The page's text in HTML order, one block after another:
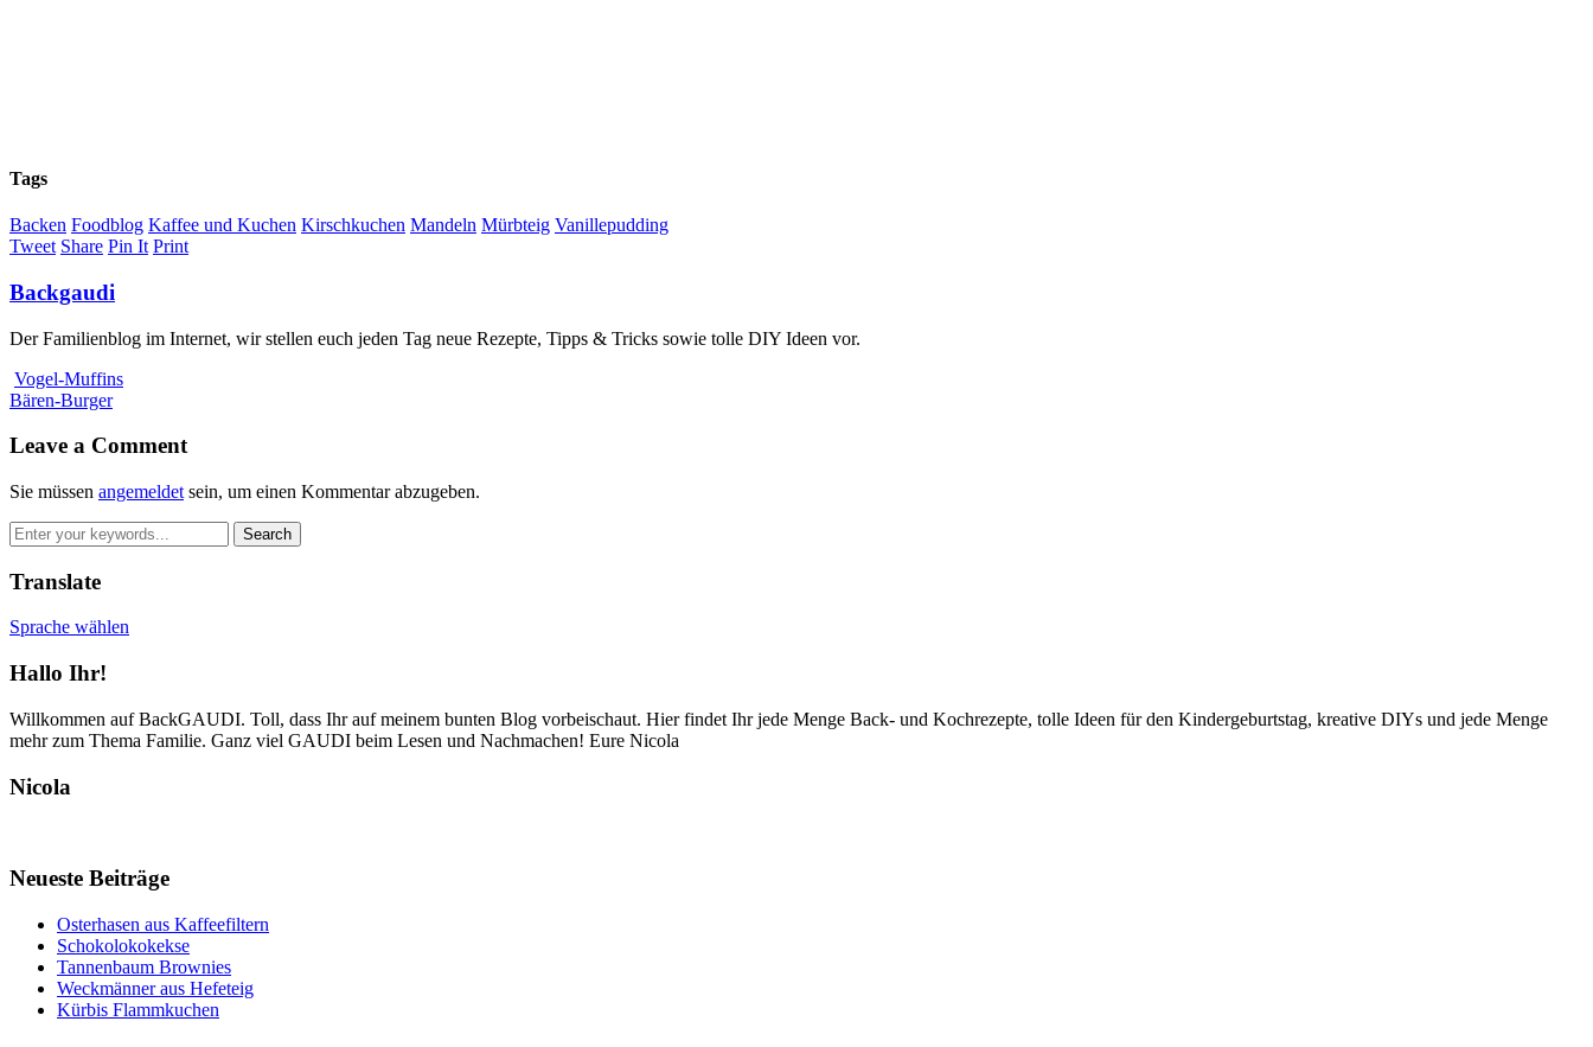
Tags
Backen Foodblog Kaffee und Kuchen Kirschkuchen Mandeln Mürbteig Vanillepudding
Tweet Share Pin It Print
Backgaudi
Der Familienblog im Internet, wir stellen euch jeden Tag neue Rezepte, Tipps & Tricks sowie tolle DIY Ideen vor.
Vogel-Muffins
Bären-Burger
Leave a Comment
Sie müssen angemeldet sein, um einen Kommentar abzugeben.
Translate
Sprache wählen
Hallo Ihr!
Willkommen auf BackGAUDI. Toll, dass Ihr auf meinem bunten Blog vorbeischaut. Hier findet Ihr jede Menge Back- und Kochrezepte, tolle Ideen für den Kindergeburtstag, kreative DIYs und jede Menge
mehr zum Thema Familie. Ganz viel GAUDI beim Lesen und Nachmachen! Eure Nicola
Nicola
Neueste Beiträge
Osterhasen aus Kaffeefiltern
Schokolokokekse
Tannenbaum Brownies
Weckmänner aus Hefeteig
Kürbis Flammkuchen